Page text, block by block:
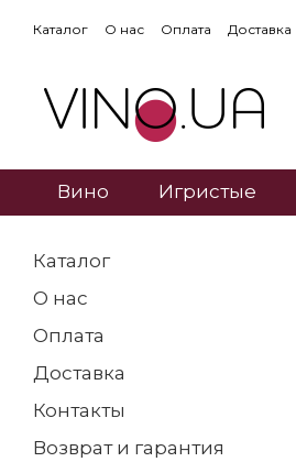
Каталог О нас Оплата Доставка
Вино Игристые
Каталог
О нас
Оплата
Доставка
Контакты
Возврат и гарантия